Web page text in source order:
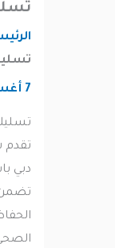
تسليك
الرئيسية
تسليك
تسليك
تقدم
دبي
تضمن
الحفاظ
الصحي